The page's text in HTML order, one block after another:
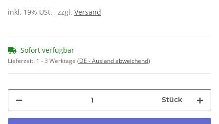
inkl. 19% USt. , zzgl. Versand
Sofort verfügbar
Lieferzeit: 1 - 3 Werktage (DE - Ausland abweichend)
Stück